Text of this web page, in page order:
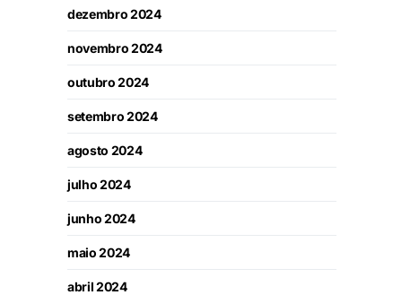
dezembro 2024
novembro 2024
outubro 2024
setembro 2024
agosto 2024
julho 2024
junho 2024
maio 2024
abril 2024